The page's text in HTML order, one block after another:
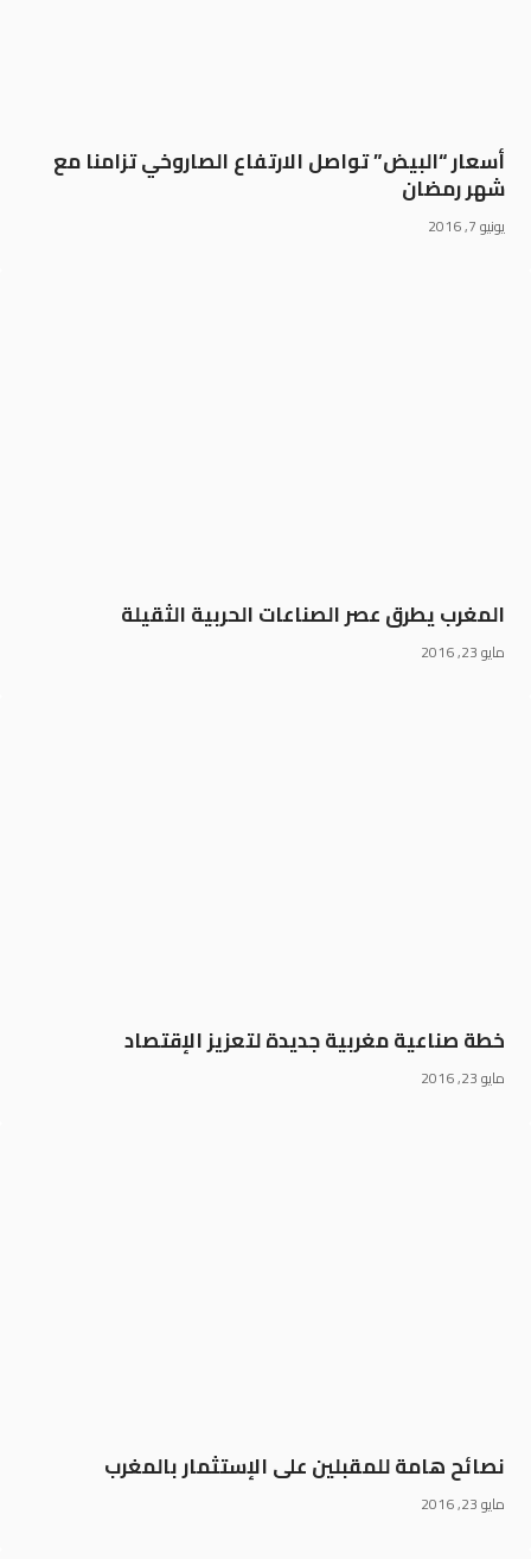
أسعار “البيض” تواصل الارتفاع الصاروخي تزامنا مع
شهر رمضان‎
يونيو 7, 2016
المغرب يطرق عصر الصناعات الحربية الثقيلة
مايو 23, 2016
خطة صناعية مغربية جديدة لتعزيز الإقتصاد
مايو 23, 2016
نصائح هامة للمقبلين على الإستثمار بالمغرب
مايو 23, 2016